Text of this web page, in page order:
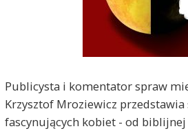
Publicysta i komentator spraw
Krzysztof Mroziewicz przedstawia
fascynujących kobiet - od biblijnej